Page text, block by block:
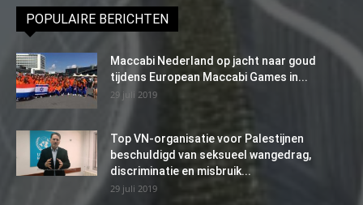
POPULAIRE BERICHTEN
Maccabi Nederland op jacht naar goud
tijdens European Maccabi Games in...
29 juli 2019
Top VN-organisatie voor Palestijnen
beschuldigd van seksueel wangedrag,
discriminatie en misbruik...
29 juli 2019